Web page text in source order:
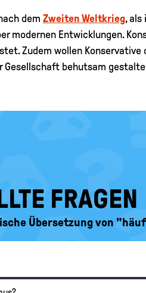
dem Zweiten Weltkrieg, als
modernen Entwicklungen.
Zudem wollen
Gesellschaft behutsam
FRAGEN
Übersetzung von